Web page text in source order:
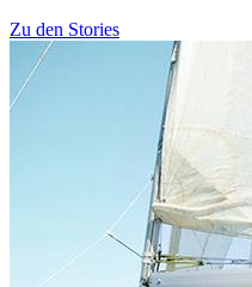
Zu den Stories